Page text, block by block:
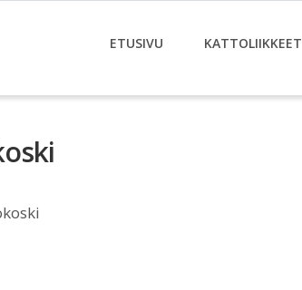
ETUSIVU KATTOLIIKKEET